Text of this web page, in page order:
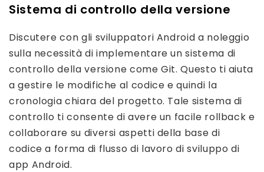
Sistema di controllo della versione
Discutere con gli sviluppatori Android a noleggio
sulla necessità di implementare un sistema di
controllo della versione come Git. Questo ti aiuta
a gestire le modifiche al codice e quindi la
cronologia chiara del progetto. Tale sistema di
controllo ti consente di avere un facile rollback e
collaborare su diversi aspetti della base di
codice a forma di flusso di lavoro di sviluppo di
app Android.